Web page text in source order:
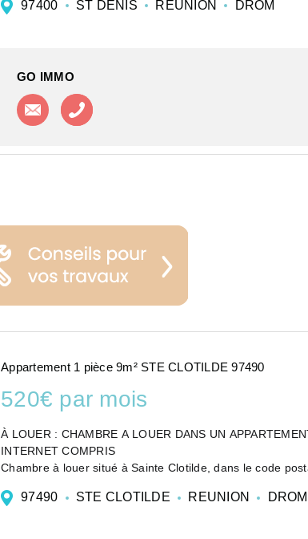
97400 ST DENIS REUNION DROM
GO IMMO
Contacter l'agence
Appartement 1 pièce 9m² STE CLOTILDE 97490
520€ par mois
À LOUER : CHAMBRE A LOUER DANS UN APPARTEMENT T4 -
INTERNET COMPRIS
Chambre à louer situé à Sainte Clotilde, dans le code
97490 STE CLOTILDE REUNION DROM